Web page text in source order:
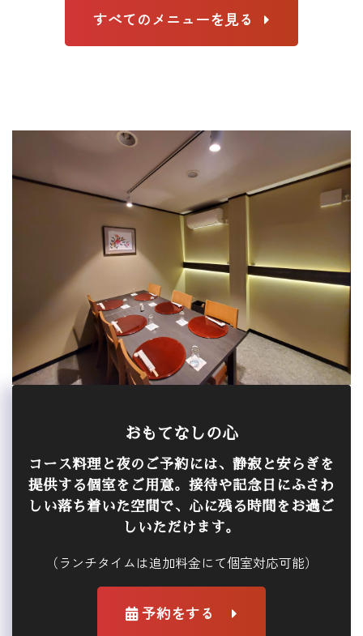
すべてのメニューを見る
おもてなしの心
コース料理と夜のご予約には、静寂と安らぎを
提供する個室をご用意。接待や記念日にふさわ
しい落ち着いた空間で、心に残る時間をお過ご
しいただけます。
（ランチタイムは追加料金にて個室対応可能）
予約をする